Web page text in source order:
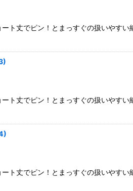
丈でピン！とまっすぐの扱いやすい
丈でピン！とまっすぐの扱いやすい
丈でピン！とまっすぐの扱いやすい